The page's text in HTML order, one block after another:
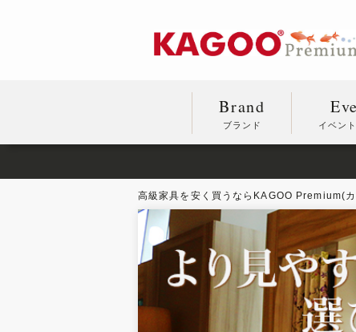
Brand
ブランド イベン
高級家具を安く買うならKAGOO Premium(